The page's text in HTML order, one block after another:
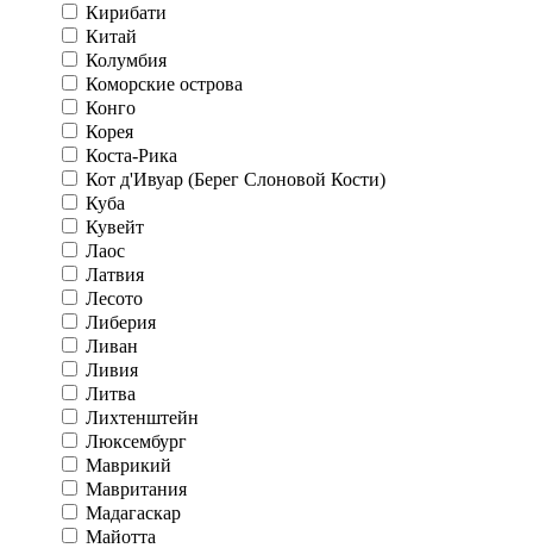
Кирибати
Китай
Колумбия
Коморские острова
Конго
Корея
Коста-Рика
Кот д'Ивуар (Берег Слоновой Кости)
Куба
Кувейт
Лаос
Латвия
Лесото
Либерия
Ливан
Ливия
Литва
Лихтенштейн
Люксембург
Маврикий
Мавритания
Мадагаскар
Майотта